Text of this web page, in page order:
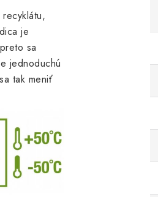
je
sa
jednoduchú
tak meniť